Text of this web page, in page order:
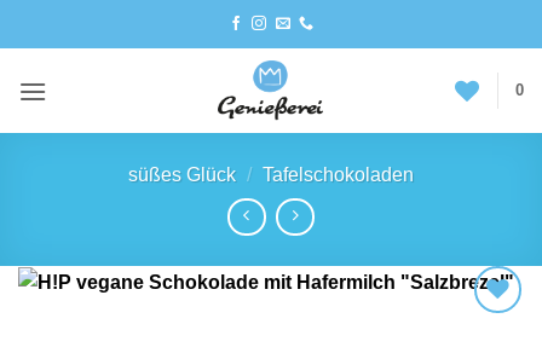
Inhalt
0
süßes Glück / Tafelschokoladen